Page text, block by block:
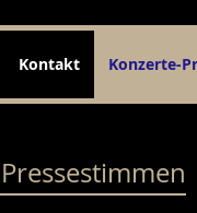
Kontakt Konzerte-
Pressestimmen